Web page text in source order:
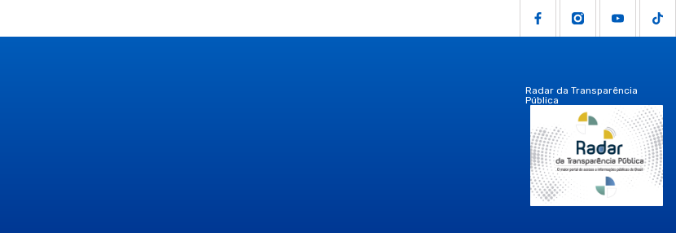
Radar da Transparência
Pública